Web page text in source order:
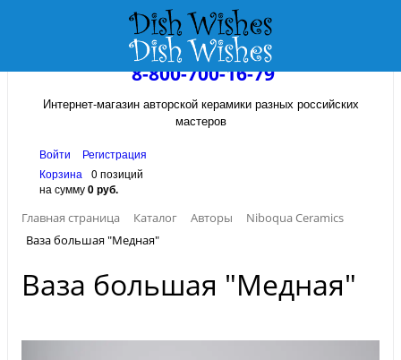
8-800-700-16-79
Интернет-магазин авторской керамики разных российских
мастеров
Войти
Регистрация
Корзина
0 позиций
на сумму0 руб.
Главная страница
Каталог Авторы
Niboqua Ceramics
Ваза большая "Медная"
Ваза большая "Медная"